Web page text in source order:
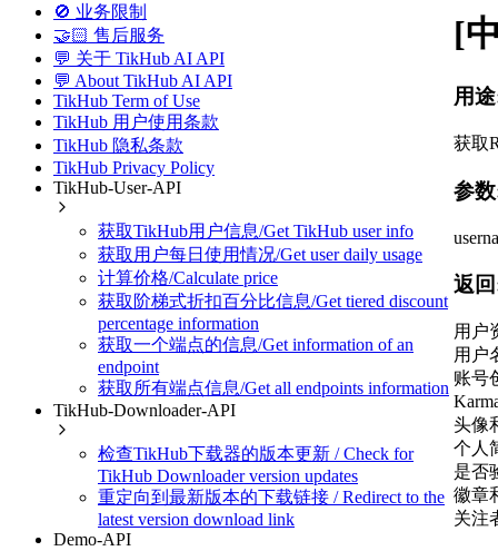
🚫 业务限制
🤝🏻 售后服务
💬 关于 TikHub AI API
💬 About TikHub AI API
TikHub Term of Use
TikHub 用户使用条款
TikHub 隐私条款
TikHub Privacy Policy
TikHub-User-API
获取TikHub用户信息/Get TikHub user info
获取用户每日使用情况/Get user daily usage
计算价格/Calculate price
获取阶梯式折扣百分比信息/Get tiered discount
percentage information
获取一个端点的信息/Get information of an
endpoint
获取所有端点信息/Get all endpoints information
TikHub-Downloader-API
检查TikHub下载器的版本更新 / Check for
TikHub Downloader version updates
重定向到最新版本的下载链接 / Redirect to the
latest version download link
Demo-API
[
用
获取
参
返
用户
用户
账号
头像
个人
是否
徽章
关注